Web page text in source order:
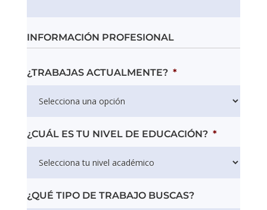
INFORMACIÓN PROFESIONAL
¿TRABAJAS ACTUALMENTE? *
¿CUÁL ES TU NIVEL DE EDUCACIÓN? *
¿QUÉ TIPO DE TRABAJO BUSCAS?